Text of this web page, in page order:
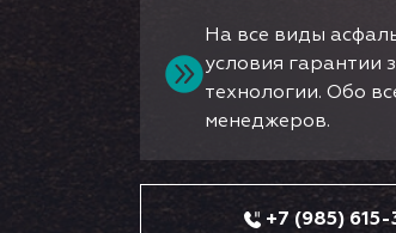
На все виды
условия гарантии
технологии. Обо
менеджеров.
+7 (985)